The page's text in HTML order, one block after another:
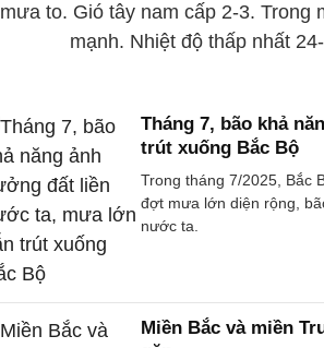
mưa to. Gió tây nam cấp 2-3. Trong
mạnh. Nhiệt độ thấp nhất
Tháng 7, bão khả
trút xuống Bắc Bộ
Trong tháng 7/2025, Bắc
đợt mưa lớn diện rộng,
nước ta.
Miền Bắc và miền